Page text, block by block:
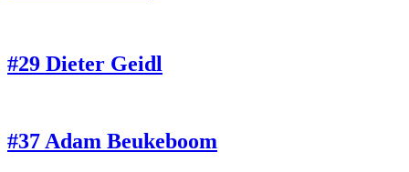
#29 Dieter Geidl
#37 Adam Beukeboom